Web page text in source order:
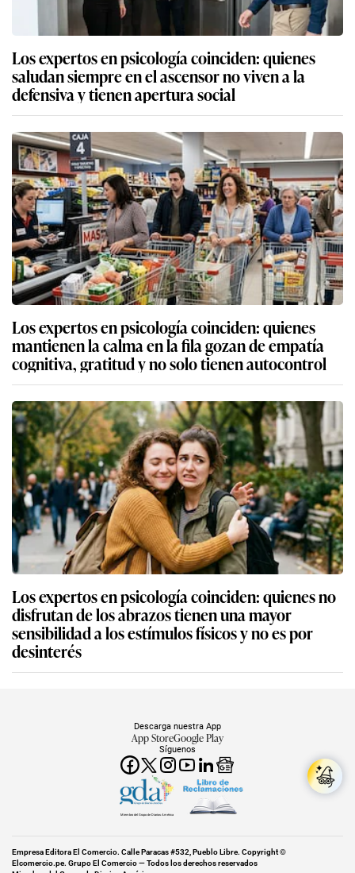
Los expertos en psicología coinciden: quienes
saludan siempre en el ascensor no viven a la
defensiva y tienen apertura social
Los expertos en psicología coinciden: quienes
mantienen la calma en la fila gozan de empatía
cognitiva, gratitud y no solo tienen autocontrol
Los expertos en psicología coinciden: quienes no
disfrutan de los abrazos tienen una mayor
sensibilidad a los estímulos físicos y no es por
desinterés
Síguenos
Descarga nuestra App
App StoreGoogle Play
Miembro del Grupo de Diarios América
Empresa Editora El Comercio. Calle Paracas #532, Pueblo Libre. Copyright ©
Elcomercio.pe. Grupo El Comercio — Todos los derechos reservados